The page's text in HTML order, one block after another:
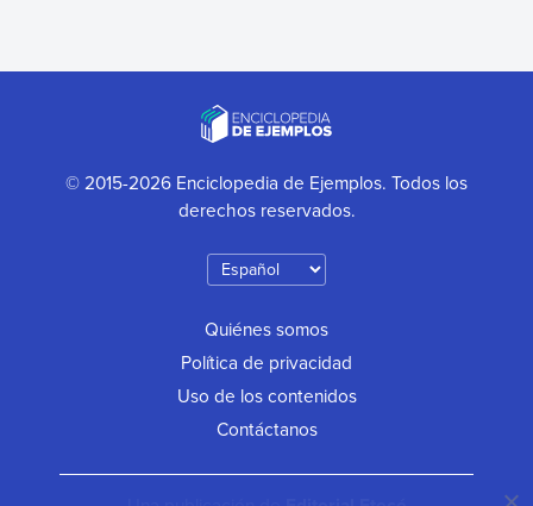
© 2015-2026 Enciclopedia de Ejemplos. Todos los
derechos reservados.
Quiénes somos
Política de privacidad
Uso de los contenidos
Contáctanos